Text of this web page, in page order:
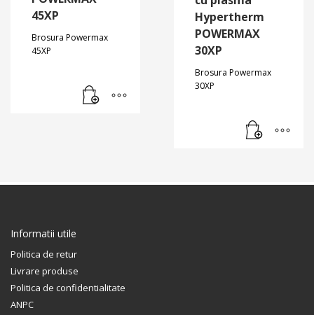
45XP
Brosura Powermax
45XP
Hypertherm
POWERMAX
30XP
Brosura Powermax
30XP
Informatii utile
Politica de retur
Livrare produse
Politica de confidentialitate
ANPC